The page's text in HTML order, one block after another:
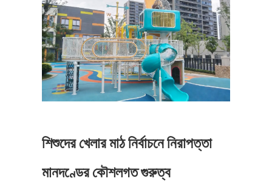
শিশুদের খেলার মাঠ নির্বাচনে নিরাপত্তা
মানদণ্ডের কৌশলগত গুরুত্ব